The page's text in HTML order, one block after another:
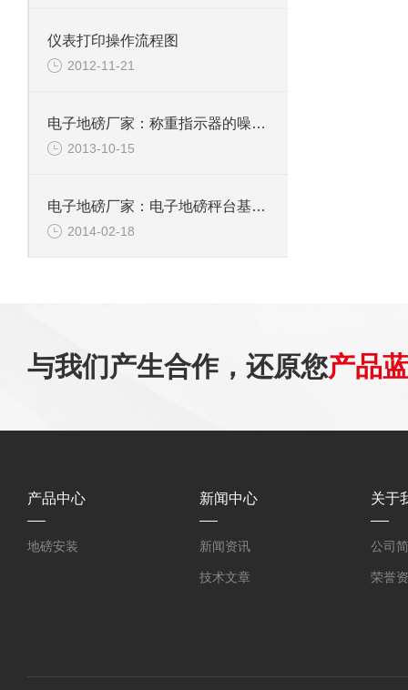
仪表打印操作流程图
2012-11-21
电子地磅厂家：称重指示器的噪声与响应速度
2013-10-15
电子地磅厂家：电子地磅秤台基础知识
2014-02-18
与我们产生合作，还原您产品
产品中心
地磅安装
新闻中心
新闻资讯
技术文章
关于
公司
荣誉